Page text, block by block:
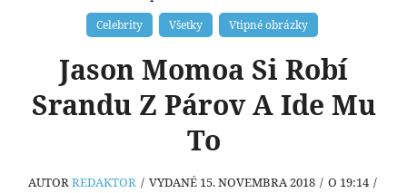
Celebrity Všetky Vtipné obrázky
Jason Momoa Si Robí
Srandu Z Párov A Ide Mu
To
AUTORREDAKTOR / VYDANÉ 15. NOVEMBRA 2018 / O 19:14 /